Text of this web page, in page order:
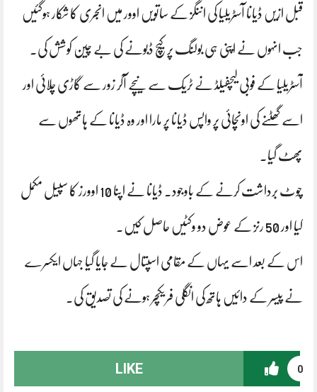
قبل ازیں ڈیانا آسٹریلیا کی اننگز کے ساتویں اوور میں انجری کا شکار ہوگئیں
جب انہوں نے اپنی ہی بولنگ پر کیچ ڈبونے کی بے چین کوشش کی۔
آسٹریلیا کے فوبی لیچفیلڈ نے ٹریک سے نیچے آکر زور سے گاڑی چلائی اور
اسے گھٹنے کی اونچائی پر واپس ڈیانا پر مارا اور وہ ڈیانا کے ہاتھوں سے
پھٹ گیا۔
چوٹ برداشت کرنے کے باوجود۔ ڈیانا نے اپنا 10 اوورز کا سپیل مکمل
کیا اور 50 رنز کے عوض دو وکٹیں حاصل کیں۔
اس کے بعد اسے یہاں کے مقامی اسپتال لے جایا گیا جہاں ایکسرے
نے پیسر کے دائیں ہاتھ کی انگلی فریکچر ہونے کی تصدیق کی۔
0
LIKE